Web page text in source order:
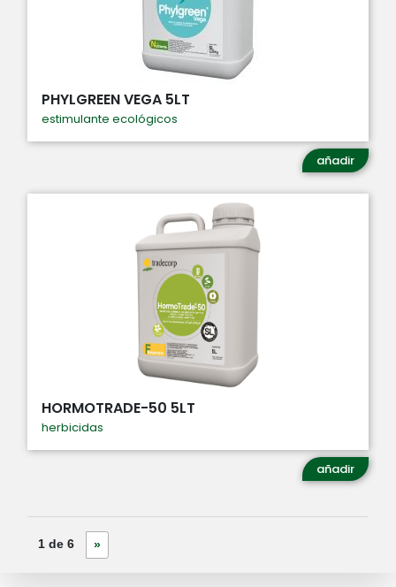
PHYLGREEN VEGA 5LT
estimulante ecológicos
añadir
HORMOTRADE-50 5LT
herbicidas
añadir
1 de 6 »